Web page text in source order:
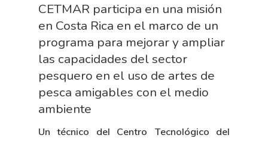
CETMAR participa en una misión
en Costa Rica en el marco de un
programa para mejorar y ampliar
las capacidades del sector
pesquero en el uso de artes de
pesca amigables con el medio
ambiente
Un técnico del Centro Tecnológico del